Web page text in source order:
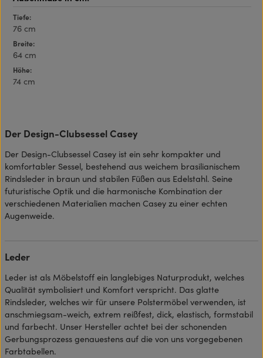
Tiefe:
76 cm
Breite:
64 cm
Höhe:
74 cm
Der Design-Clubsessel Casey
Der Design-Clubsessel Casey ist ein sehr kompakter und
komfortabler Sessel, bestehend aus weichem brasilianischem
Rindsleder in braun und stabilen Füßen aus Edelstahl. Seine
futuristische Optik und die harmonische Kombination der
verschiedenen Materialien machen Casey zu einer echten
Augenweide.
Leder
Leder ist als Möbelstoff ein langlebiges Naturprodukt, welches
Qualität symbolisiert und Komfort verspricht. Das glatte
Rindsleder, welches wir für unsere Polstermöbel verwenden, ist
anschmiegsam-weich, extrem reißfest, dick, elastisch, formstabil
und farbecht. Unser Hersteller achtet bei der schonenden
Gerbungsprozess genauestens auf die von uns vorgegebenen
Farbtabellen.